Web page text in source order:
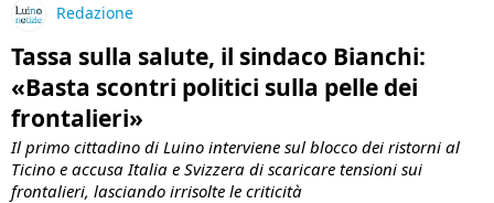
Redazione
Tassa sulla salute, il sindaco Bianchi:
«Basta scontri politici sulla pelle dei
frontalieri»
Il primo cittadino di Luino interviene sul blocco dei ristorni al
Ticino e accusa Italia e Svizzera di scaricare tensioni sui
frontalieri, lasciando irrisolte le criticità